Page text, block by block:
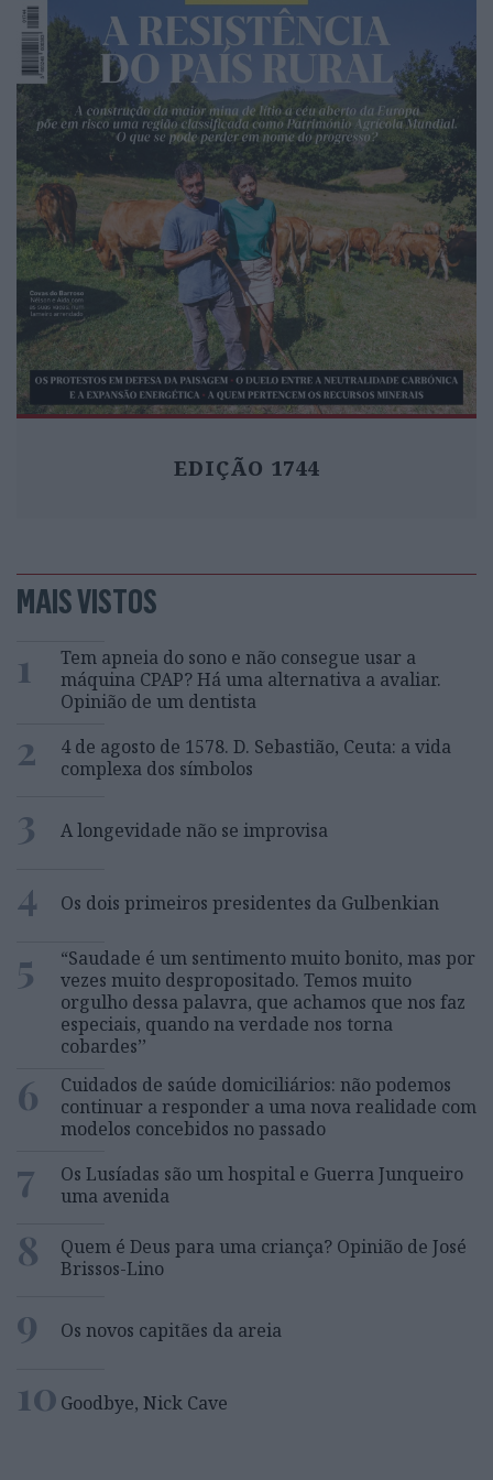
EDIÇÃO 1744
MAIS VISTOS
1
Tem apneia do sono e não consegue usar a
máquina CPAP? Há uma alternativa a avaliar.
Opinião de um dentista
2
4 de agosto de 1578. D. Sebastião, Ceuta: a vida
complexa dos símbolos
3 A longevidade não se improvisa
4 Os dois primeiros presidentes da Gulbenkian
5
“Saudade é um sentimento muito bonito, mas por
vezes muito despropositado. Temos muito
orgulho dessa palavra, que achamos que nos faz
especiais, quando na verdade nos torna
cobardes’’
6
Cuidados de saúde domiciliários: não podemos
continuar a responder a uma nova realidade com
modelos concebidos no passado
7
Os Lusíadas são um hospital e Guerra Junqueiro
uma avenida
8
Quem é Deus para uma criança? Opinião de José
Brissos-Lino
9 Os novos capitães da areia
10 Goodbye, Nick Cave